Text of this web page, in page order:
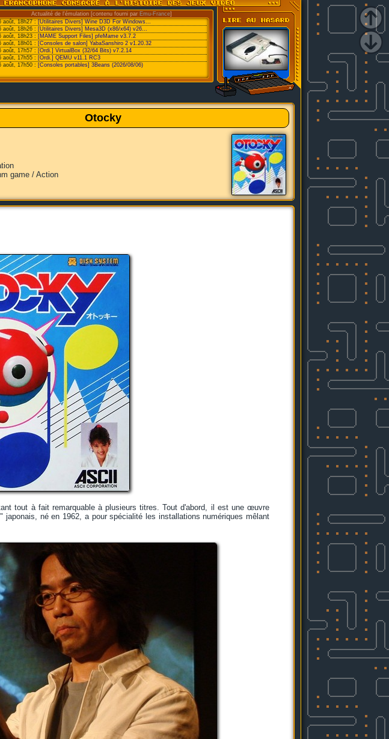
Actualité de l'émulation [contenu fourni par Emu-France]
août, 18h27 :[Utilitaires Divers] Wine D3D For Windows...
août, 18h26 : [Utilitaires Divers] Mesa3D (x86/x64) v26...
août, 18h23 : [MAME Support Files] pfeMame v3.7.2
août, 18h01 : [Consoles de salon] YabaSanshiro 2 v1.20.32
août, 17h57 : [Ordi.] VirtualBox (32/64 Bits) v7.2.14
août, 17h55 : [Ordi.] QEMU v11.1 RC3
août, 17h50 : [Consoles portables] 3Beans (2026/08/06)
Otocky
game / Action
tout à fait remarquable à plusieurs titres. Tout d'abord, il est une œuvre
japonais, né en 1962, a pour spécialité les installations numériques mêlant